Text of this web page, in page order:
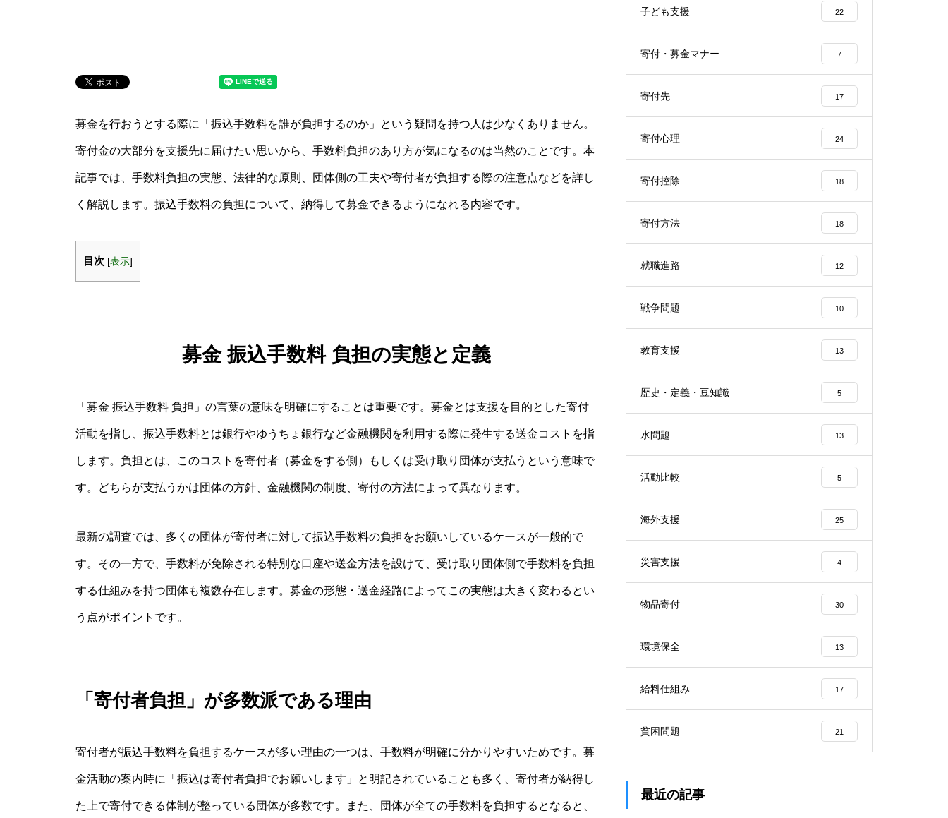
募金を行おうとする際に「振込手数料を誰が負担するのか」という疑問を持つ人は少なくありません。
寄付金の大部分を支援先に届けたい思いから、手数料負担のあり方が気になるのは当然のことです。本
記事では、手数料負担の実態、法律的な原則、団体側の工夫や寄付者が負担する際の注意点などを詳し
く解説します。振込手数料の負担について、納得して募金できるようになれる内容です。
目次 [表示]
募金 振込手数料 負担の実態と定義
「募金 振込手数料 負担」の言葉の意味を明確にすることは重要です。募金とは支援を目的とした寄付
活動を指し、振込手数料とは銀行やゆうちょ銀行など金融機関を利用する際に発生する送金コストを指
します。負担とは、このコストを寄付者（募金をする側）もしくは受け取り団体が支払うという意味で
す。どちらが支払うかは団体の方針、金融機関の制度、寄付の方法によって異なります。
最新の調査では、多くの団体が寄付者に対して振込手数料の負担をお願いしているケースが一般的で
す。その一方で、手数料が免除される特別な口座や送金方法を設けて、受け取り団体側で手数料を負担
する仕組みを持つ団体も複数存在します。募金の形態・送金経路によってこの実態は大きく変わるとい
う点がポイントです。
「寄付者負担」が多数派である理由
寄付者が振込手数料を負担するケースが多い理由の一つは、手数料が明確に分かりやすいためです。募
金活動の案内時に「振込は寄付者負担でお願いします」と明記されていることも多く、寄付者が納得し
た上で寄付できる体制が整っている団体が多数です。また、団体が全ての手数料を負担するとなると、
子ども支援 22
寄付・募金マナー 7
寄付先 17
寄付心理 24
寄付控除 18
寄付方法 18
就職進路 12
戦争問題 10
教育支援 13
歴史・定義・豆知識 5
水問題 13
活動比較 5
海外支援 25
災害支援 4
物品寄付 30
環境保全 13
給料仕組み 17
貧困問題 21
最近の記事